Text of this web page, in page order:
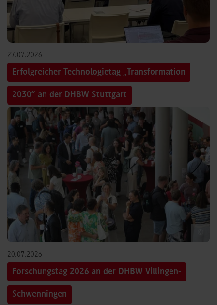
27.07.2026
Erfolgreicher Technologietag „Transformation
2030“ an der DHBW Stuttgart
20.07.2026
Forschungstag 2026 an der DHBW Villingen-
Schwenningen